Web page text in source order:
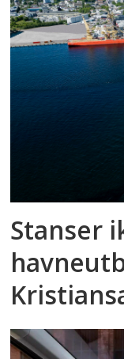
Stanser